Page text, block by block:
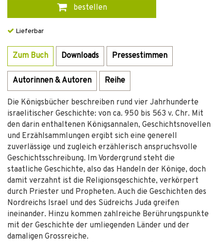
bestellen
Lieferbar
Zum Buch Downloads Pressestimmen
Autorinnen & Autoren Reihe
Die Königsbücher beschreiben rund vier Jahrhunderte
israelitischer Geschichte: von ca. 950 bis 563 v. Chr. Mit
den darin enthaltenen Königsannalen, Geschichtsnovellen
und Erzählsammlungen ergibt sich eine generell
zuverlässige und zugleich erzählerisch anspruchsvolle
Geschichtsschreibung. Im Vordergrund steht die
staatliche Geschichte, also das Handeln der Könige, doch
damit verzahnt ist die Religionsgeschichte, verkörpert
durch Priester und Propheten. Auch die Geschichten des
Nordreichs Israel und des Südreichs Juda greifen
ineinander. Hinzu kommen zahlreiche Berührungspunkte
mit der Geschichte der umliegenden Länder und der
damaligen Grossreiche.